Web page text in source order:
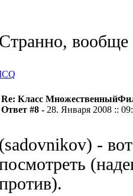
Странно,
Re: Класс
Ответ #8 - 28. Января 2008 ::
(sadovnikov) -